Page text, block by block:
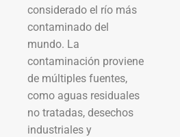
considerado el río más
contaminado del
mundo. La
contaminación proviene
de múltiples fuentes,
como aguas residuales
no tratadas, desechos
industriales y